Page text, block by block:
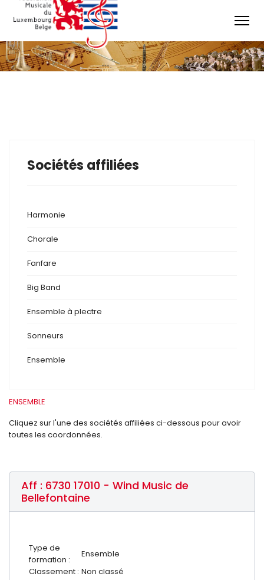
Sociétés affiliées
Harmonie
Chorale
Fanfare
Big Band
Ensemble à plectre
Sonneurs
Ensemble
ENSEMBLE
Cliquez sur l'une des sociétés affiliées ci-dessous pour avoir
toutes les coordonnées.
Aff : 6730 17010 - Wind Music de
Bellefontaine
Type de
formation :
Ensemble
Classement : Non classé